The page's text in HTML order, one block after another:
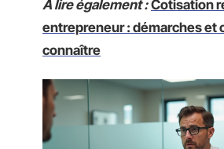
A lire également : Cotisation
entrepreneur : démarches et
connaître